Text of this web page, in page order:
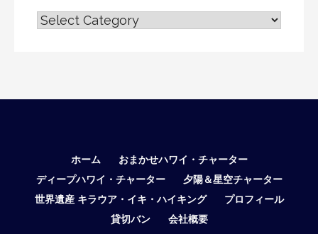
ブ
示
ホーム
おまかせハワイ・チャーター
ディープハワイ・チャーター
夕陽＆星空チャーター
世界遺産 キラウア・イキ・ハイキング
プロフィール
貸切バン
会社概要